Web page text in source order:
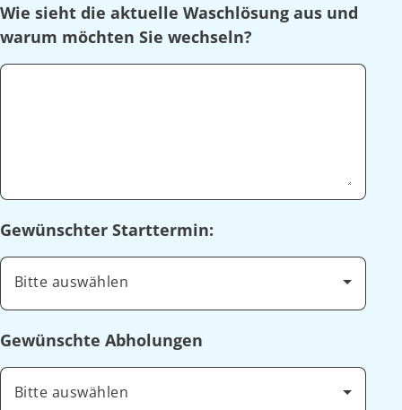
Wie sieht die aktuelle Waschlösung aus und
warum möchten Sie wechseln?
Gewünschter Starttermin:
Bitte auswählen
Gewünschte Abholungen
Bitte auswählen